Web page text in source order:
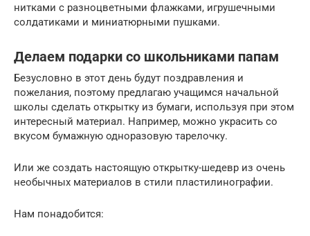
нитками с разноцветными флажками, игрушечными
солдатиками и миниатюрными пушками.
Делаем подарки со школьниками папам
Безусловно в этот день будут поздравления и
пожелания, поэтому предлагаю учащимся начальной
школы сделать открытку из бумаги, используя при этом
интересный материал. Например, можно украсить со
вкусом бумажную одноразовую тарелочку.
Или же создать настоящую открытку-шедевр из очень
необычных материалов в стили пластилинографии.
Нам понадобится: